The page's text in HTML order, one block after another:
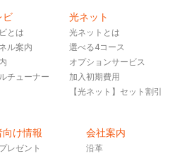
ビ
とは
ル案内
チューナー
光ネット
光ネットとは
選べる4コース
オプションサービス
加入初期費用
【光ネット】セット割引
向け情報
レゼント
会社案内
沿革